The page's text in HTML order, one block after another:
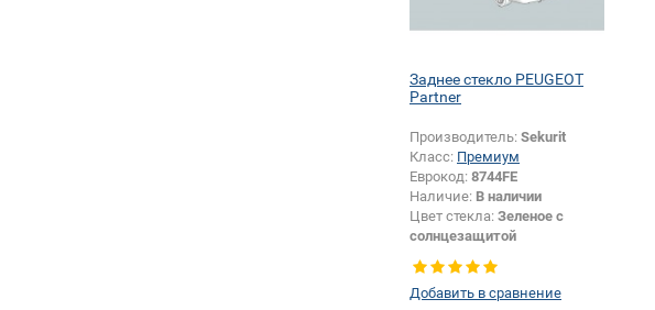
Заднее стекло PEUGEOT
Partner
Производитель: Sekurit
Класс: Премиум
Еврокод: 8744FE
Наличие: В наличии
Цвет стекла: Зеленое с
солнцезащитой
Добавить в сравнение